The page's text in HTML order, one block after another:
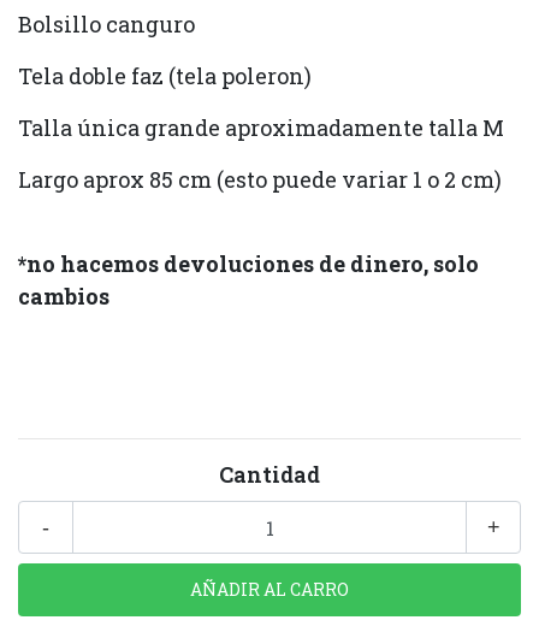
Bolsillo canguro
Tela doble faz (tela poleron)
Talla única grande aproximadamente talla M
Largo aprox 85 cm (esto puede variar 1 o 2 cm)
*no hacemos devoluciones de dinero, solo
cambios
Cantidad
+
-